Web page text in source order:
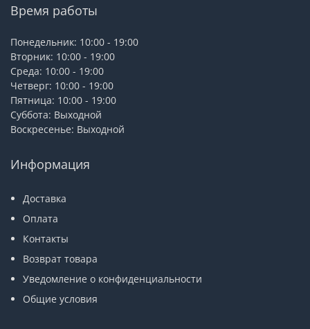
Время работы
Понедельник: 10:00 - 19:00
Вторник: 10:00 - 19:00
Среда: 10:00 - 19:00
Четверг: 10:00 - 19:00
Пятница: 10:00 - 19:00
Суббота: Выходной
Воскресенье: Выходной
Информация
Доставка
Оплата
Контакты
Возврат товара
Уведомление о конфиденциальности
Общие условия